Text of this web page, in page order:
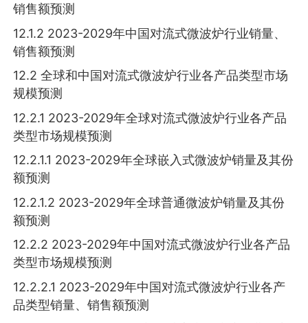
销售额预测
12.1.2 2023-2029年中国对流式微波炉行业销量、
销售额预测
12.2 全球和中国对流式微波炉行业各产品类型市场
规模预测
12.2.1 2023-2029年全球对流式微波炉行业各产品
类型市场规模预测
12.2.1.1 2023-2029年全球嵌入式微波炉销量及其份
额预测
12.2.1.2 2023-2029年全球普通微波炉销量及其份
额预测
12.2.2 2023-2029年中国对流式微波炉行业各产品
类型市场规模预测
12.2.2.1 2023-2029年中国对流式微波炉行业各产
品类型销量、销售额预测